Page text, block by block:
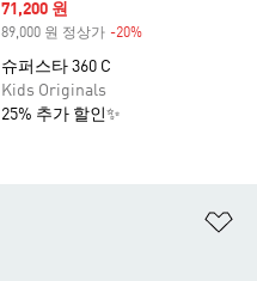
Sale price
71,200 원
89,000 원 정상가 -20%
슈퍼스타 360 C
Kids Originals
25% 추가 할인✨